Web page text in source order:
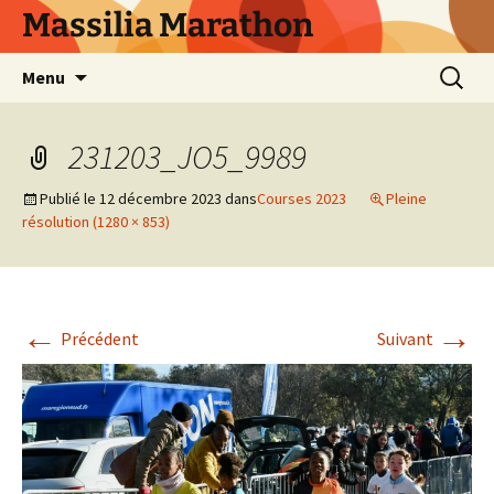
AllerMassilia Marathon
Menu
231203_JO5_9989
Publié le 12 décembre 2023 dansCourses 2023
Pleine
résolution (1280 × 853)
← Précédent Suivant →